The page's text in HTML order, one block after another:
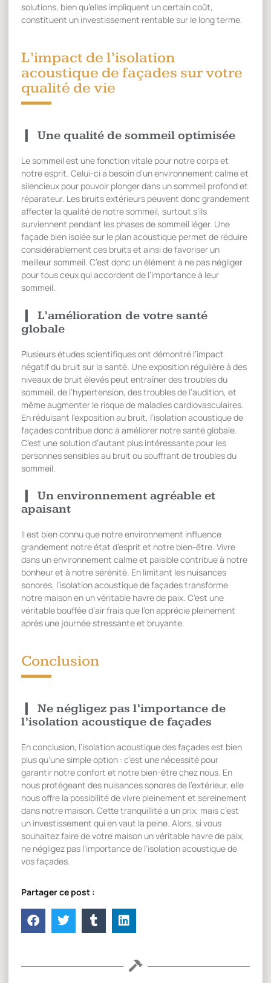
solutions, bien qu’elles impliquent un certain coût,
constituent un investissement rentable sur le long terme.
L’impact de l’isolation
acoustique de façades sur votre
qualité de vie
Une qualité de sommeil optimisée
Le sommeil est une fonction vitale pour notre corps et
notre esprit. Celui-ci a besoin d’un environnement calme et
silencieux pour pouvoir plonger dans un sommeil profond et
réparateur. Les bruits extérieurs peuvent donc grandement
affecter la qualité de notre sommeil, surtout s’ils
surviennent pendant les phases de sommeil léger. Une
façade bien isolée sur le plan acoustique permet de réduire
considérablement ces bruits et ainsi de favoriser un
meilleur sommeil. C’est donc un élément à ne pas négliger
pour tous ceux qui accordent de l’importance à leur
sommeil.
L’amélioration de votre santé
globale
Plusieurs études scientifiques ont démontré l’impact
négatif du bruit sur la santé. Une exposition régulière à des
niveaux de bruit élevés peut entraîner des troubles du
sommeil, de l’hypertension, des troubles de l’audition, et
même augmenter le risque de maladies cardiovasculaires.
En réduisant l’exposition au bruit, l’isolation acoustique de
façades contribue donc à améliorer notre santé globale.
C’est une solution d’autant plus intéressante pour les
personnes sensibles au bruit ou souffrant de troubles du
sommeil.
Un environnement agréable et
apaisant
Il est bien connu que notre environnement influence
grandement notre état d’esprit et notre bien-être. Vivre
dans un environnement calme et paisible contribue à notre
bonheur et à notre sérénité. En limitant les nuisances
sonores, l’isolation acoustique de façades transforme
notre maison en un véritable havre de paix. C’est une
véritable bouffée d’air frais que l’on apprécie pleinement
après une journée stressante et bruyante.
Conclusion
Ne négligez pas l’importance de
l’isolation acoustique de façades
En conclusion, l’isolation acoustique des façades est bien
plus qu’une simple option : c’est une nécessité pour
garantir notre confort et notre bien-être chez nous. En
nous protégeant des nuisances sonores de l’extérieur, elle
nous offre la possibilité de vivre pleinement et sereinement
dans notre maison. Cette tranquillité a un prix, mais c’est
un investissement qui en vaut la peine. Alors, si vous
souhaitez faire de votre maison un véritable havre de paix,
ne négligez pas l’importance de l’isolation acoustique de
vos façades.
Partager ce post :